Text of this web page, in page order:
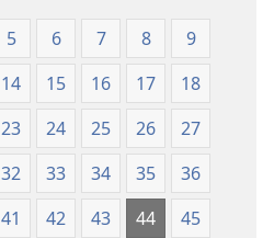
(revidirano
izdanje
iz
2019)
(revidirano
izdanje
iz
2019)
5 6 7 8
9
14 15 16 17
18
23 24 25 26
27
32 33 34 35
36
41 42 43 44
45